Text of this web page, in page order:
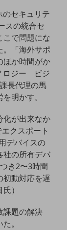
のセキュリテ
スの統合セ
こで問題にな
。「海外サポ
ほか時間がか
ロジー ビジ
長代理の馬
明かす。
化が出来なか
クスポート
デバイスの
社の所有デバ
き2〜3時間
初動対応を遅
）
課題の解決
。